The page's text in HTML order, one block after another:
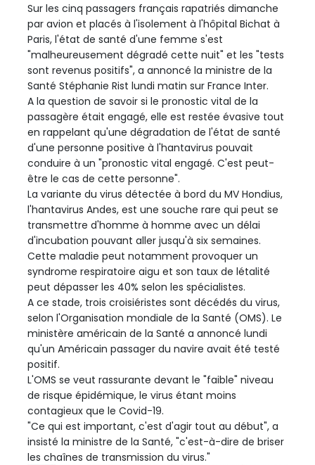
Sur les cinq passagers français rapatriés dimanche
par avion et placés à l'isolement à l'hôpital Bichat à
Paris, l'état de santé d'une femme s'est
"malheureusement dégradé cette nuit" et les "tests
sont revenus positifs", a annoncé la ministre de la
Santé Stéphanie Rist lundi matin sur France Inter.
A la question de savoir si le pronostic vital de la
passagère était engagé, elle est restée évasive tout
en rappelant qu'une dégradation de l'état de santé
d'une personne positive à l'hantavirus pouvait
conduire à un "pronostic vital engagé. C'est peut-
être le cas de cette personne".
La variante du virus détectée à bord du MV Hondius,
l'hantavirus Andes, est une souche rare qui peut se
transmettre d'homme à homme avec un délai
d'incubation pouvant aller jusqu'à six semaines.
Cette maladie peut notamment provoquer un
syndrome respiratoire aigu et son taux de létalité
peut dépasser les 40% selon les spécialistes.
A ce stade, trois croisiéristes sont décédés du virus,
selon l'Organisation mondiale de la Santé (OMS). Le
ministère américain de la Santé a annoncé lundi
qu'un Américain passager du navire avait été testé
positif.
L'OMS se veut rassurante devant le "faible" niveau
de risque épidémique, le virus étant moins
contagieux que le Covid-19.
"Ce qui est important, c'est d'agir tout au début", a
insisté la ministre de la Santé, "c'est-à-dire de briser
les chaînes de transmission du virus."